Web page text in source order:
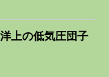
上の低気圧団子